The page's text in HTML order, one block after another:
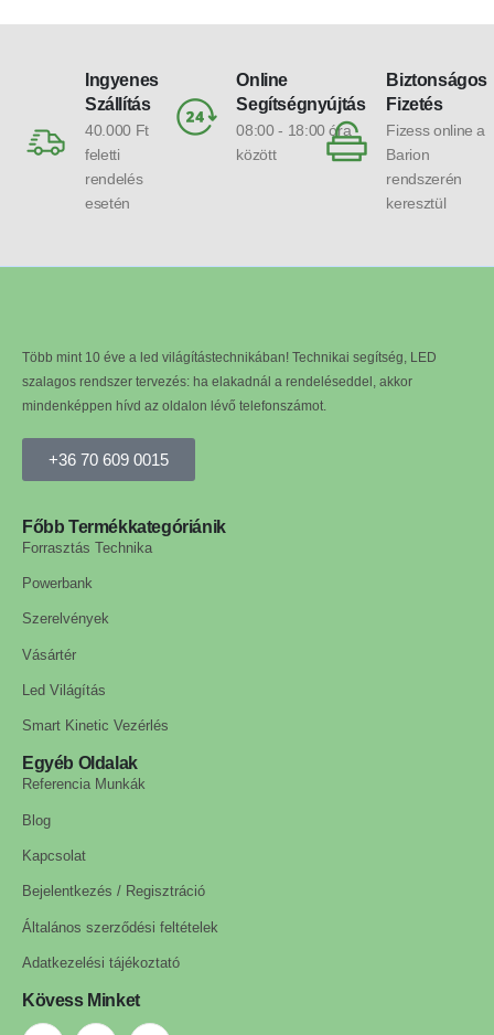
Ingyenes
Szállítás
40.000 Ft
feletti
rendelés
esetén
Online
Segítségnyújtás
08:00 - 18:00 óra
között
Biztonságos
Fizetés
Fizess online a
Barion
rendszerén
keresztül
Több mint 10 éve a led világítástechnikában! Technikai segítség, LED
szalagos rendszer tervezés: ha elakadnál a rendeléseddel, akkor
mindenképpen hívd az oldalon lévő telefonszámot.
+36 70 609 0015
Főbb Termékkategóriánik
Forrasztás Technika
Powerbank
Szerelvények
Vásártér
Led Világítás
Smart Kinetic Vezérlés
Egyéb Oldalak
Referencia Munkák
Blog
Kapcsolat
Bejelentkezés / Regisztráció
Általános szerződési feltételek
Adatkezelési tájékoztató
Kövess Minket